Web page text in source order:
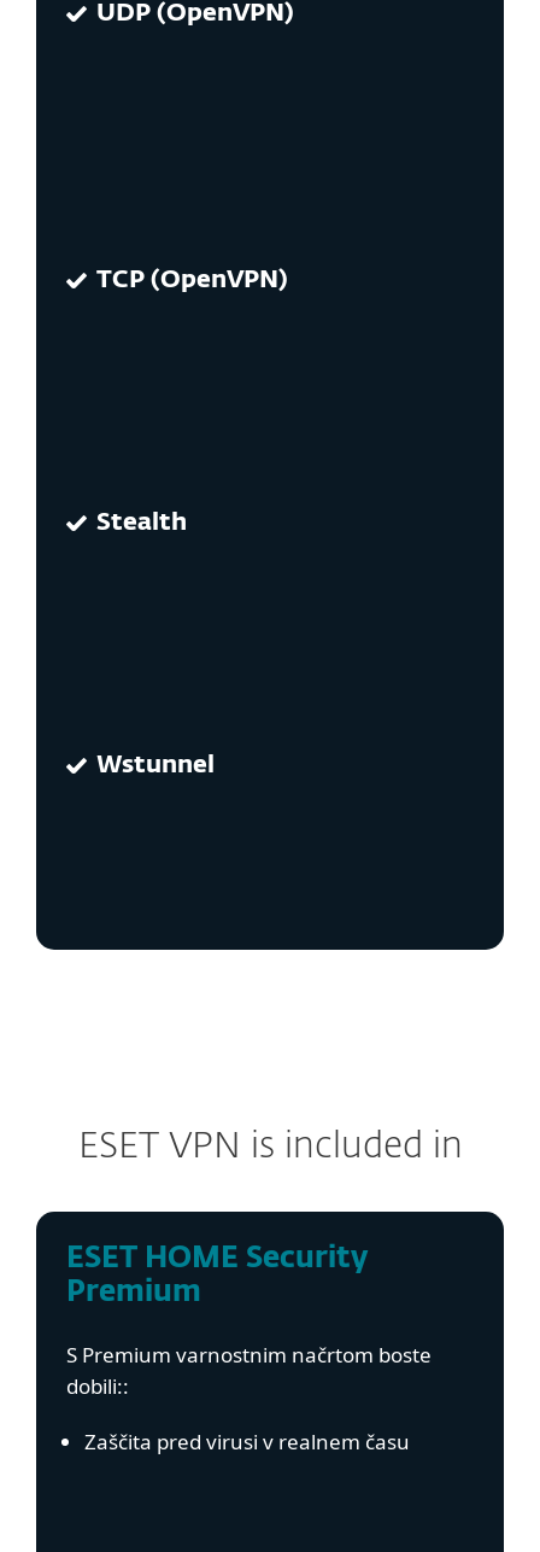
UDP (OpenVPN)
TCP (OpenVPN)
Stealth
Wstunnel
ESET VPN is included in
ESET HOME Security
Premium
S Premium varnostnim načrtom boste
dobili::
Zaščita pred virusi v realnem času